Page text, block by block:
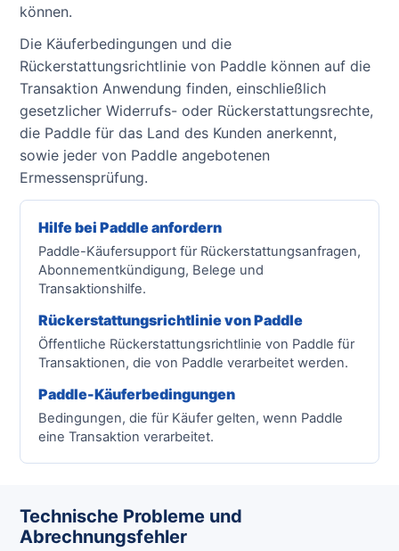
können.
Die Käuferbedingungen und die
Rückerstattungsrichtlinie von Paddle können auf die
Transaktion Anwendung finden, einschließlich
gesetzlicher Widerrufs- oder Rückerstattungsrechte,
die Paddle für das Land des Kunden anerkennt,
sowie jeder von Paddle angebotenen
Ermessensprüfung.
Hilfe bei Paddle anfordern
Paddle-Käufersupport für Rückerstattungsanfragen,
Abonnementkündigung, Belege und
Transaktionshilfe.
Rückerstattungsrichtlinie von Paddle
Öffentliche Rückerstattungsrichtlinie von Paddle für
Transaktionen, die von Paddle verarbeitet werden.
Paddle-Käuferbedingungen
Bedingungen, die für Käufer gelten, wenn Paddle
eine Transaktion verarbeitet.
Technische Probleme und
Abrechnungsfehler